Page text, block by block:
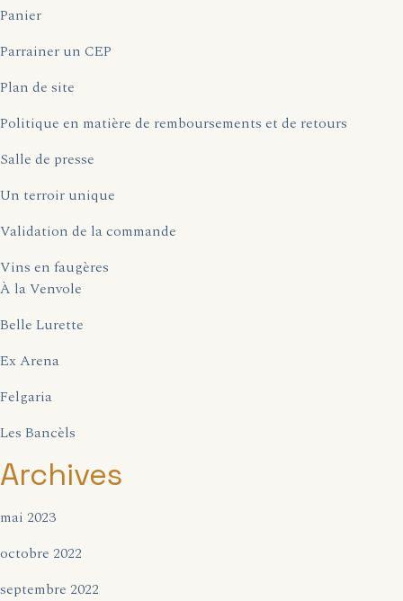
Panier
Parrainer un CEP
Plan de site
Politique en matière de remboursements et de retours
Salle de presse
Un terroir unique
Validation de la commande
Vins en faugères
À la Venvole
Belle Lurette
Ex Arena
Felgaria
Les Bancèls
Archives
mai 2023
octobre 2022
septembre 2022